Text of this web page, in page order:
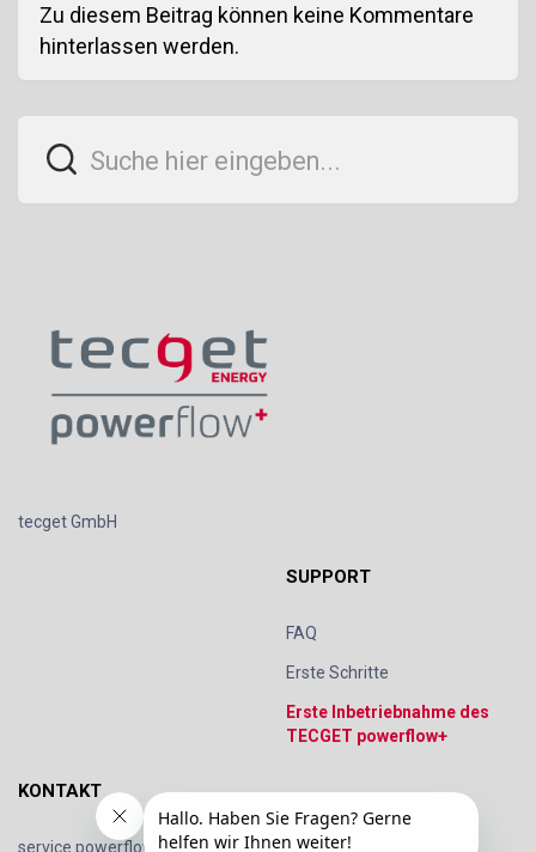
Zu diesem Beitrag können keine Kommentare
hinterlassen werden.
tecget GmbH
SUPPORT
FAQ
Erste Schritte
Erste Inbetriebnahme des
TECGET powerflow+
KONTAKT
service.powerflow@tecget.de